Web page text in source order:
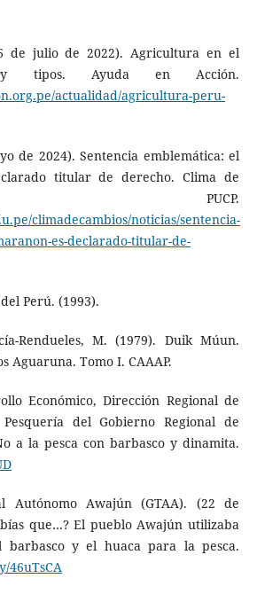
de julio de 2022). Agricultura en el
tipos. Ayuda en Acción.
actualidad/agricultura-peru-
de 2024). Sentencia emblemática: el
titular de derecho. Clima de
PUCP.
climadecambios/noticias/sentencia-
es-declarado-titular-de-
Perú. (1993).
Rendueles, M. (1979). Duik Múun.
Aguaruna. Tomo I. CAAAP.
Económico, Dirección Regional de
del Gobierno Regional de
a la pesca con barbasco y dinamita.
Autónomo Awajún (GTAA). (22 de
que…? El pueblo Awajún utilizaba
barbasco y el huaca para la pesca.
46uTsCA